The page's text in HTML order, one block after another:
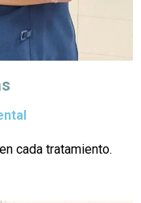
cada tratamiento.